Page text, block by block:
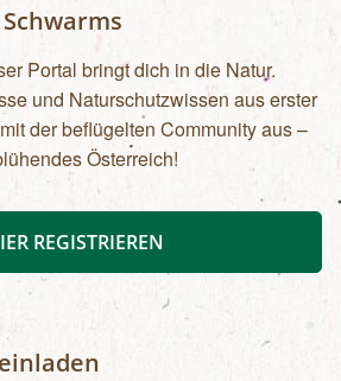
Portal bringt dich in die Natur.
und Naturschutzwissen aus erster
der beflügelten Community aus –
Österreich!
REGISTRIEREN